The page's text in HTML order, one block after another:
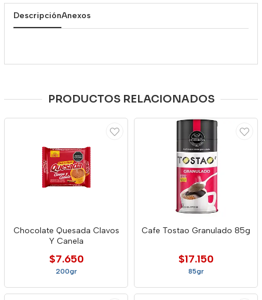
DescripciónAnexos
PRODUCTOS RELACIONADOS
Chocolate Quesada Clavos
Y Canela
$7.650
200gr
Cafe Tostao Granulado 85g
$17.150
85gr